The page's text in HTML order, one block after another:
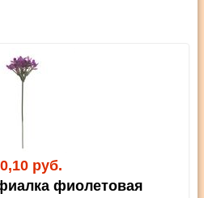
руб.
фиолетовая